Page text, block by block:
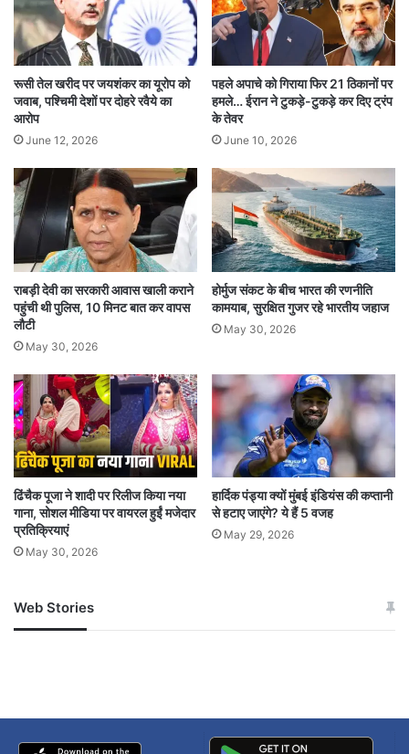
मौत की जांच के लिए न्यायिक आयोग का गठन किया है।
इस घटना ने न केवल संगीत प्रेमियों को हिला कर रख दिया
है बल्कि कलाकारों की सुरक्षा और आयोजनों की जिम्मेदारी
पर भी सवाल खड़े कर दिए हैं। जांच के आगे बढ़ने के साथ
न्याय मिलेगा और जिम्मेदार व्यक्तियों को सजा दी जाएगी।
Singapore names island 'Jubin Garg Island' in
tribute to Jubin Garg
रूसी तेल खरीद पर जयशंकर का यूरोप को
जवाब, पश्चिमी देशों पर दोहरे रवैये का
आरोप
June 12, 2026
पहले अपाचे को गिराया फिर 21 ठिकानों पर
हमले… ईरान ने टुकड़े-टुकड़े कर दिए ट्रंप
के तेवर
June 10, 2026
राबड़ी देवी का सरकारी आवास खाली कराने
पहुंची थी पुलिस, 10 मिनट बात कर वापस
लौटी
May 30, 2026
होर्मुज संकट के बीच भारत की रणनीति
कामयाब, सुरक्षित गुजर रहे भारतीय जहाज
May 30, 2026
ढिंचैक पूजा ने शादी पर रिलीज किया नया
गाना, सोशल मीडिया पर वायरल हुईं मजेदार
प्रतिक्रियाएं
May 30, 2026
हार्दिक पंड्या क्यों मुंबई इंडियंस की कप्तानी
से हटाए जाएंगे? ये हैं 5 वजह
May 29, 2026
Web Stories
जम्मू-कश्मीर में बारिश से
अपडेट
खाई में धक्का… आरोपियों ने